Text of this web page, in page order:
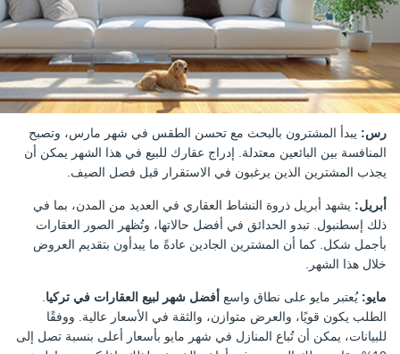
رس: يبدأ المشترون بالبحث مع تحسن الطقس في شهر مارس، وتصبح
المنافسة بين البائعين معتدلة. إدراج عقارك للبيع في هذا الشهر يمكن أن
يجذب المشترين الذين يرغبون في الاستقرار قبل فصل الصيف.
أبريل: يشهد أبريل ذروة النشاط العقاري في العديد من المدن، بما في
ذلك إسطنبول. تبدو الحدائق في أفضل حالاتها، وتُظهر الصور العقارات
بأجمل شكل. كما أن المشترين الجادين عادةً ما يبدأون بتقديم العروض
خلال هذا الشهر.
مايو: يُعتبر مايو على نطاق واسع أفضل شهر لبيع العقارات في تركيا
الطلب يكون قويًا، والعرض متوازن، والثقة في الأسعار عالية. ووفقًا
للبيانات، يمكن أن تُباع المنازل في شهر مايو بأسعار أعلى بنسبة تصل إلى